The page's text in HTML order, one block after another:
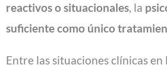
reactivos o situacionales, la
suficiente como único
Entre las situaciones clínicas en